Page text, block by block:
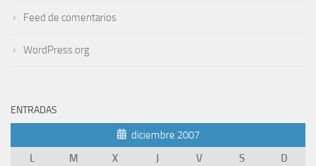
Feed de comentarios
WordPress.org
ENTRADAS
diciembre 2007
L
M X J V S
D